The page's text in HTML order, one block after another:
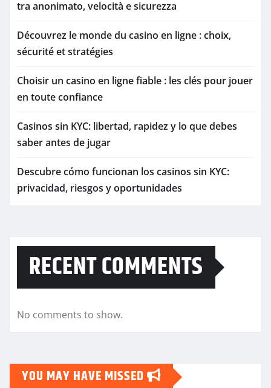
tra anonimato, velocità e sicurezza
Découvrez le monde du casino en ligne : choix,
sécurité et stratégies
Choisir un casino en ligne fiable : les clés pour jouer
en toute confiance
Casinos sin KYC: libertad, rapidez y lo que debes
saber antes de jugar
Descubre cómo funcionan los casinos sin KYC:
privacidad, riesgos y oportunidades
RECENT COMMENTS
No comments to show.
YOU MAY HAVE MISSED